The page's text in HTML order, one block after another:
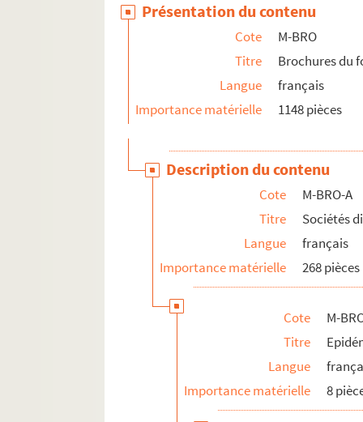
M-BRO-A-41. Mont de Piété de Lille
M-BRO-B. Sociétés diverses
M-BRO-E. Travaux municipaux et
M-DOC. Documents du fonds Mahieu
Présentation du contenu
Cote
M-BRO
Titre
Brochures du
Langue
français
Importance matérielle
1148 pièces
Description du contenu
Cote
M-BRO-A
Titre
Sociétés
Langue
français
Importance matérielle
268 pièces
Cote
M-
Titre
Langue
Importance matérielle
8